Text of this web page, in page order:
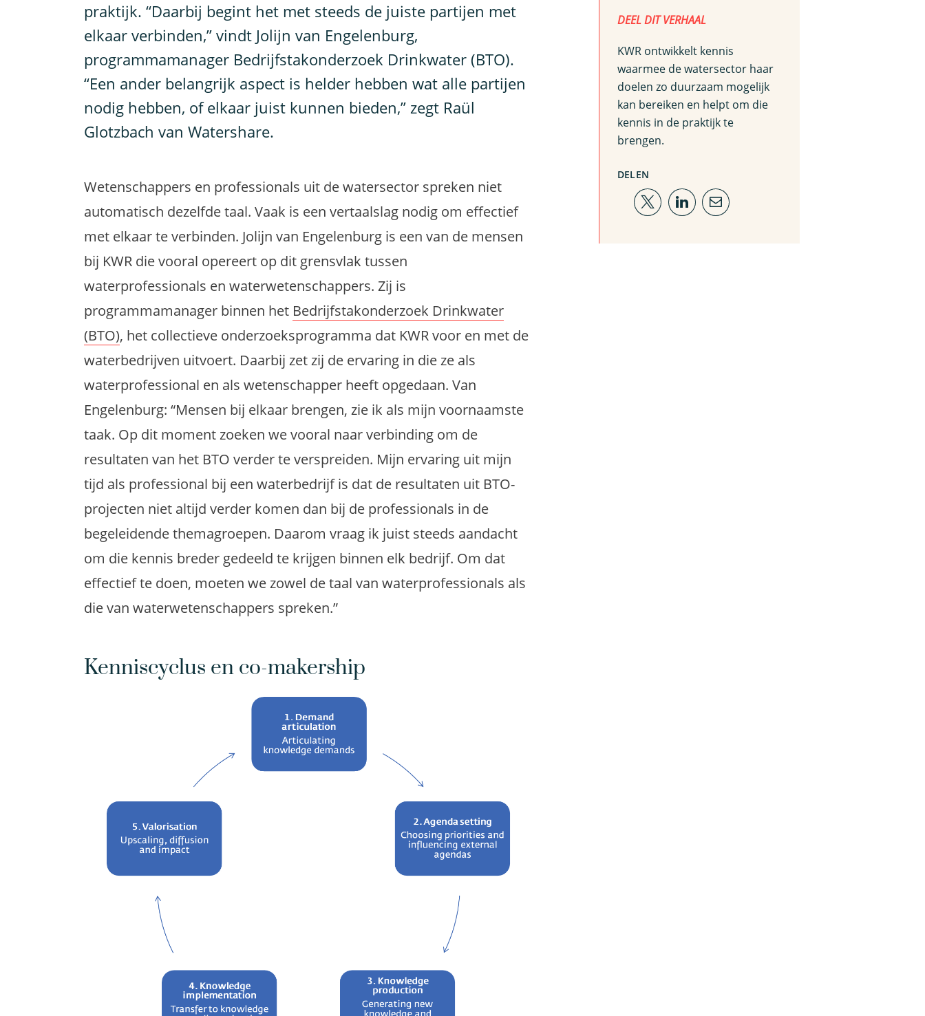
praktijk. “Daarbij begint het met steeds de juiste partijen met
elkaar verbinden,” vindt Jolijn van Engelenburg,
programmamanager Bedrijfstakonderzoek Drinkwater (BTO).
“Een ander belangrijk aspect is helder hebben wat alle partijen
nodig hebben, of elkaar juist kunnen bieden,” zegt Raül
Glotzbach van Watershare.
Wetenschappers en professionals uit de watersector spreken niet
automatisch dezelfde taal. Vaak is een vertaalslag nodig om effectief
met elkaar te verbinden. Jolijn van Engelenburg is een van de mensen
bij KWR die vooral opereert op dit grensvlak tussen
waterprofessionals en waterwetenschappers. Zij is
programmamanager binnen het Bedrijfstakonderzoek Drinkwater
(BTO), het collectieve onderzoeksprogramma dat KWR voor en met de
waterbedrijven uitvoert. Daarbij zet zij de ervaring in die ze als
waterprofessional en als wetenschapper heeft opgedaan. Van
Engelenburg: “Mensen bij elkaar brengen, zie ik als mijn voornaamste
taak. Op dit moment zoeken we vooral naar verbinding om de
resultaten van het BTO verder te verspreiden. Mijn ervaring uit mijn
tijd als professional bij een waterbedrijf is dat de resultaten uit BTO-
projecten niet altijd verder komen dan bij de professionals in de
begeleidende themagroepen. Daarom vraag ik juist steeds aandacht
om die kennis breder gedeeld te krijgen binnen elk bedrijf. Om dat
effectief te doen, moeten we zowel de taal van waterprofessionals als
die van waterwetenschappers spreken.”
Kenniscyclus en co-makership
DEEL DIT VERHAAL
KWR ontwikkelt kennis
waarmee de watersector haar
doelen zo duurzaam mogelijk
kan bereiken en helpt om die
kennis in de praktijk te
brengen.
DELEN